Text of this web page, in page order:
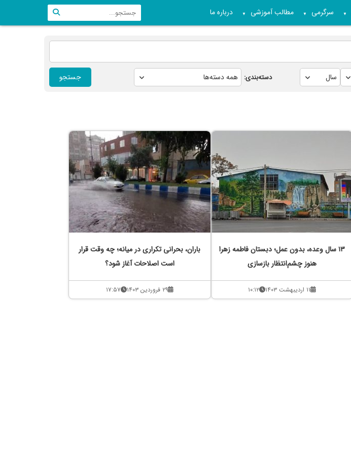
▼ سرگرمی ▼ مطالب آموزشی ▼ درباره ما
دسته‌بندی: جستجو
۱۳ سال وعده، بدون عمل؛ دبستان فاطمه زهرا
هنوز چشم‌انتظار بازسازی
۱۱ اردیبهشت ۱۴۰۳ ۱۰:۱۲
باران، بحرانی تکراری در میانه؛ چه وقت قرار
است اصلاحات آغاز شود؟
۲۹ فروردین ۱۴۰۳ ۱۷:۵۷